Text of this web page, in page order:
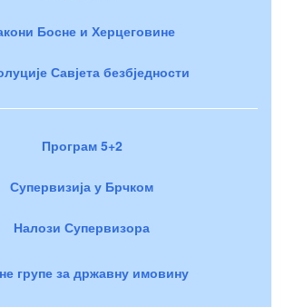
Босне и Херцеговине
Савјета безбједности
Програм 5+2
Супервизија у Брчком
Налози Супервизора
групе за државну имовину